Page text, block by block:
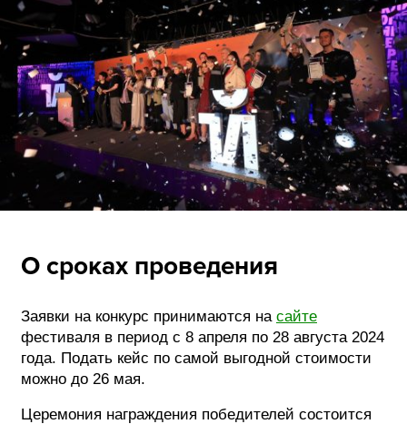
О сроках проведения
Заявки на конкурс принимаются на сайте
фестиваля в период с 8 апреля по 28 августа 2024
года. Подать кейс по самой выгодной стоимости
можно до 26 мая.
Церемония награждения победителей состоится